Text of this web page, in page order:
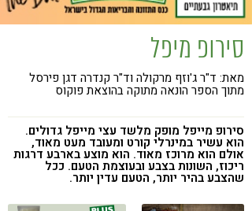
תוספי תזונה
מתכוני בריאות
אירועים
גישות בתזונה
דיאטה
ניקוי רעלים
מזונות על
ילדים
תזונה וספורט
הפרעות קשב & ריכוז
אכילה רגשית
סירופ מיפל
מאת: ד"ר ג'וזף מרקולה וד"ר קנדרה דגן פירסל
מתוך הספר הונאה מתוקה בהוצאת פוקוס
סירופ מייפל מופק מלשד עצי מייפל גדולים.
הוא עשיר במינרלי קורט ומעובד מעט מאוד,
אולם הוא מרוכז מאוד. הוא מוצע בארבע דרגות
ריכוז, השונות בצבע ובעוצמת הטעם. ככל
שהצבע בהיר יותר, הטעם עדין יותר.